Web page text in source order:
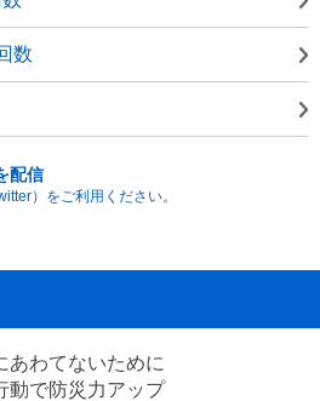
数
配信
）をご利用ください。
あわてないために
動で防災力アップ